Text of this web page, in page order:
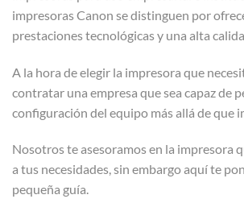
impresoras Canon se distinguen por
prestaciones tecnológicas y una alta
A la hora de elegir la impresora que
contratar una empresa que sea capaz de
configuración del equipo más allá de que
Nosotros te asesoramos en la impresora
a tus necesidades, sin embargo aquí te
pequeña guía.